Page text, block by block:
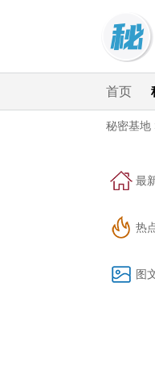
首页
秘密基地
最
热
图